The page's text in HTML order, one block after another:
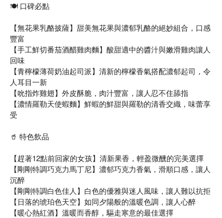
🍽️ 口碑必點
【無花果乳酪披薩】甜美無花果與濃郁乳酪的絕妙組合，口感
豐富
【手工鮮切番茄酒醋雞肉麵】酸甜適中的醬汁與嫩滑雞肉讓人
回味
【青檸檬薄荷奶油起司派】清新的檸檬香氣搭配濃郁起司，令
人耳目一新
【吮指炸雞翅】外皮酥脆，肉汁豐富，讓人忍不住舔指
【濃情羅勒天使蝦麵】鮮蝦的鮮甜與羅勒的清香交織，味蕾享
受
🥤 特色飲品
【趕著12點前回家的女孩】清新果香，輕盈微醺的完美選擇
【剛剛特調巧克力馬丁尼】濃郁巧克力香氣，滑順口感，讓人
沉醉
【剛剛特調白色佳人】白色的優雅與迷人風味，讓人難以抗拒
【日落的琥珀色天空】如同夕陽般的溫暖色調，讓人心醉
【暖心熱紅酒】溫暖而香醇，驅走寒意的最佳選擇